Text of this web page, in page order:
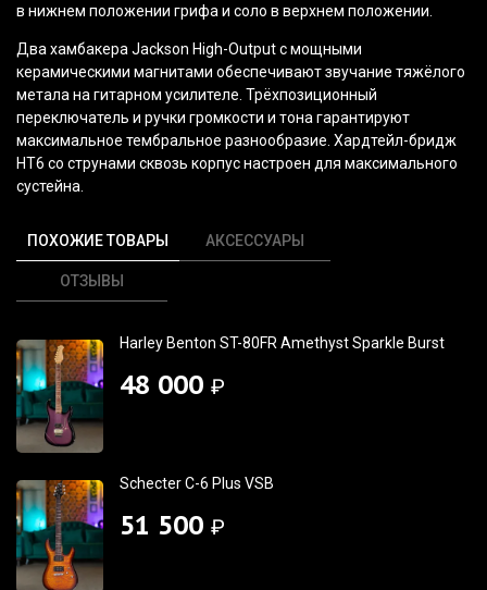
в нижнем положении грифа и соло в верхнем положении.
Два хамбакера Jackson High-Output с мощными
керамическими магнитами обеспечивают звучание тяжёлого
метала на гитарном усилителе. Трёхпозиционный
переключатель и ручки громкости и тона гарантируют
максимальное тембральное разнообразие. Хардтейл-бридж
HT6 со струнами сквозь корпус настроен для максимального
сустейна.
ПОХОЖИЕ ТОВАРЫ АКСЕССУАРЫ
ОТЗЫВЫ
Harley Benton ST-80FR Amethyst Sparkle Burst
48 000 ₽
Schecter C-6 Plus VSB
51 500 ₽